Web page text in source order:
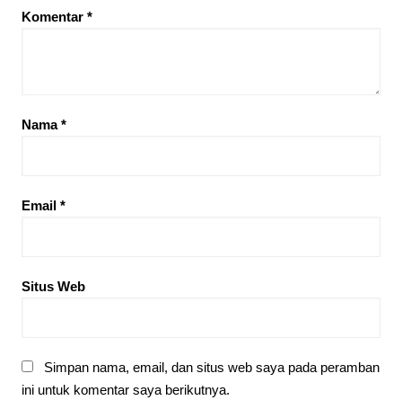
Komentar *
Nama*
Email *
Situs Web
Simpan nama, email, dan situs web saya pada peramban
ini untuk komentar saya berikutnya.